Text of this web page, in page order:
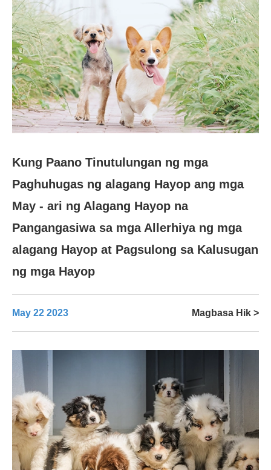
Kung Paano Tinutulungan ng mga
Paghuhugas ng alagang Hayop ang mga
May - ari ng Alagang Hayop na
Pangangasiwa sa mga Allerhiya ng mga
alagang Hayop at Pagsulong sa Kalusugan
ng mga Hayop
May 22 2023 Magbasa Hik >